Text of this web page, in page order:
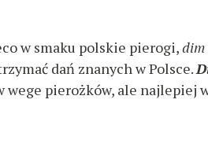
w smaku polskie pierogi,dim
dań znanych w Polsce.
wege pierożków, ale najlepiej